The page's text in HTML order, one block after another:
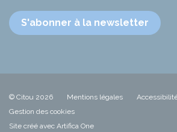
S'abonner à la newsletter
© Citou 2026 Mentions légales
Gestion des cookies
Site créé avec Artifica One